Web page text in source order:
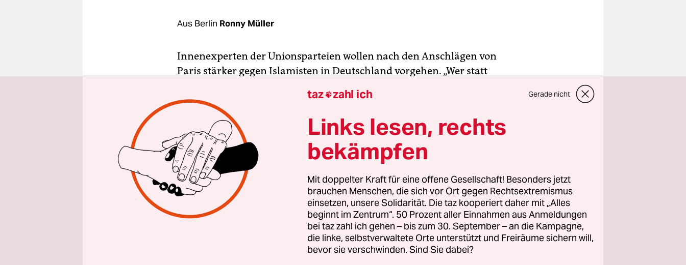
Aus Berlin Ronny Müller
Innenexperten der Unionsparteien wollen nach den Anschlägen von
Paris stärker gegen Islamisten in Deutschland vorgehen. „Wer statt
unserer Gesellschaft finden“, heißt es in einem gemeinsamen
Erklärung, die die Innenpolitischen Sprecher von CDU und CSU in
Bund und Ländern am Freitag in Berlin vorgestellt haben.
„Wir werden uns dem islamistischen Terrorismus nicht beugen!“, ist
der sechsseitige Forderungskatalog mit fett gedruckten Lettern
überschrieben. Hinter dem Slogan verbirgt sich eine Reihe von
Sofortmaßnahmen gegen Islamisten, die die Sprecher durchsetzen
wollen. Dazu zählt die Möglichkeit, Menschen, „die neben der
deutschen eine weitere Staatsangehörigkeit besitzen, sich dann aber
auf die Seite des IS schlagen, die deutsche Staatsbürgerschaft auch
taz zahl ich Gerade nicht
Links lesen, rechts
bekämpfen
Mit doppelter Kraft für eine offene Gesellschaft! Besonders jetzt
brauchen Menschen, die sich vor Ort gegen Rechtsextremismus
einsetzen, unsere Solidarität. Die taz kooperiert daher mit „Alles
beginnt im Zentrum“. 50 Prozent aller Einnahmen aus Anmeldungen
bei taz zahl ich gehen – bis zum 30. September – an die Kampagne,
die linke, selbstverwaltete Orte unterstützt und Freiräume sichern will,
bevor sie verschwinden. Sind Sie dabei?